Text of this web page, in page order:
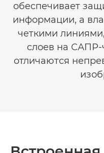
обеспечивает
информации, а
четкими
слоев на САПР-
отличаются